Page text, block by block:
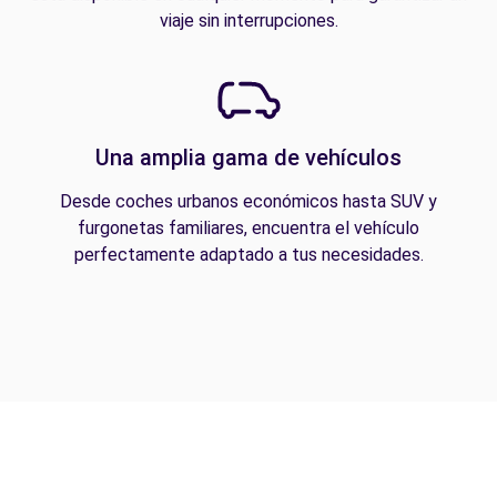
viaje sin interrupciones.
Una amplia gama de vehículos
Desde coches urbanos económicos hasta SUV y
furgonetas familiares, encuentra el vehículo
perfectamente adaptado a tus necesidades.